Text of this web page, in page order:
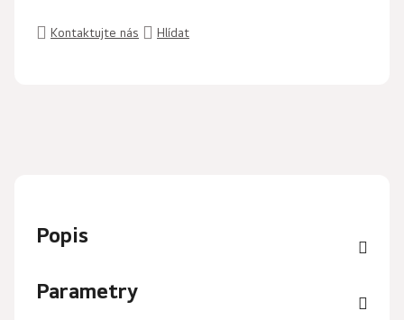
Kontaktujte nás Hlídat
Popis
Parametry